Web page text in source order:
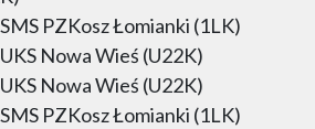
PZKosz Łomianki (1LK)
Nowa Wieś (U22K)
Nowa Wieś (U22K)
PZKosz Łomianki (1LK)